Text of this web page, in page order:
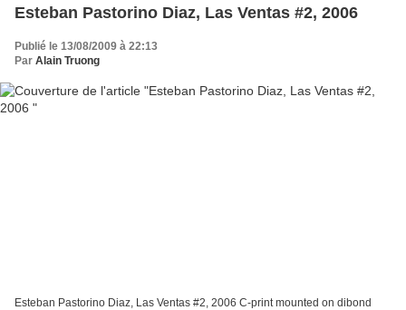
Esteban Pastorino Diaz, Las Ventas #2, 2006
Publié le 13/08/2009 à 22:13
Par Alain Truong
Esteban Pastorino Diaz, Las Ventas #2, 2006 C-print mounted on dibond